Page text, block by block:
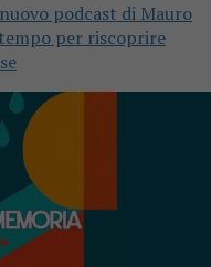
podcast di Mauro
per riscoprire